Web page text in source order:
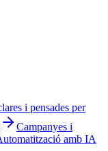
i pensades per
Campanyes i
amb IA